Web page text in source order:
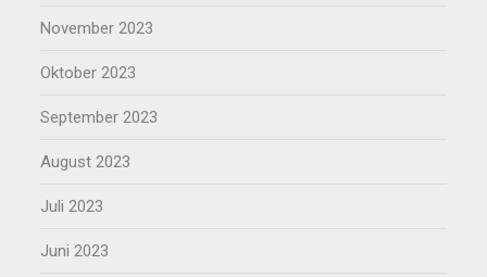
November 2023
Oktober 2023
September 2023
August 2023
Juli 2023
Juni 2023